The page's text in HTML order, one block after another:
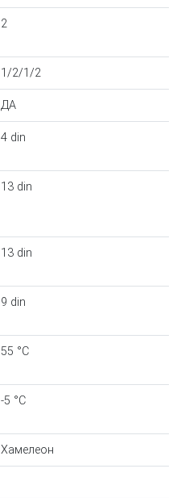
2
1/2/1/2
ДА
4 din
13 din
13 din
9 din
55 °С
-5 °С
Хамелеон